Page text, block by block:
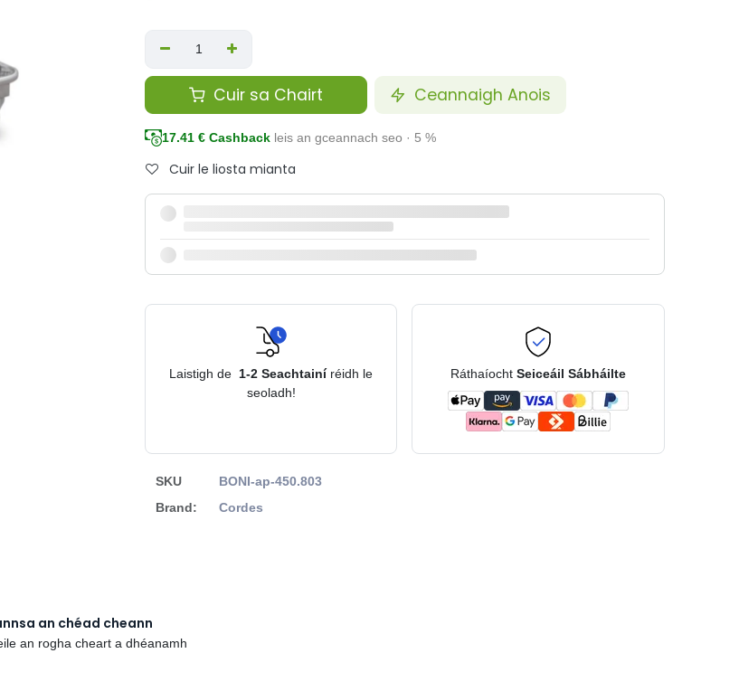
Cuir sa Chairt Ceannaigh Anois
17.41 € Cashback leis an gceannach seo · 5 %
Cuir le liosta mianta
Laistigh de 1-2 Seachtainí réidh le
seoladh!
Ráthaíocht Seiceáil Sábháilte
SKU
BONI-ap-450.803
Brand:
Cordes
an chéad cheann
an rogha cheart a dhéanamh